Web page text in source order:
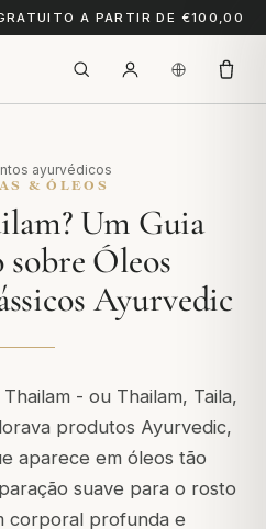
A PARTIR DE €100,00
ayurvédicos
& ÓLEOS
Um Guia
Óleos
Ayurvedic
Thailam - ou Thailam, Taila,
produtos Ayurvedic,
aparece em óleos tão
suave para o rosto
corporal profunda e